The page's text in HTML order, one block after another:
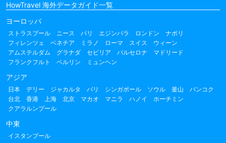
HowTravel 海外データガイド一覧
ヨーロッパ
ストラスブール ニース パリ エジンバラ ロンドン
ナポリ
フィレンツェ
ベネチア ミラノ ローマ スイス
ウィーン
アムステルダム
グラナダ セビリア バルセロナ
マドリード
フランクフルト
ベルリン ミュンヘン
アジア
日本 デリー ジャカルタ バリ シンガポール ソウル 釜山
バンコク
台北
香港 上海 北京 マカオ マニラ ハノイ
ホーチミン
クアラルンプール
中東
イスタンブール